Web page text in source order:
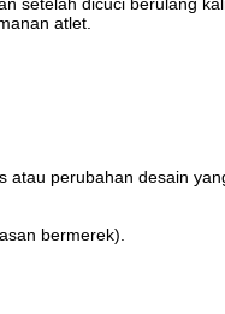
atlet.
perubahan desain
bermerek).